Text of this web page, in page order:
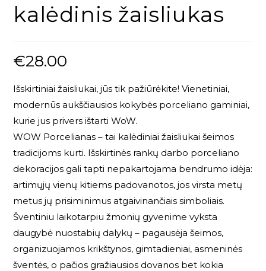
kalėdinis žaisliukas
€28.00
Išskirtiniai žaisliukai, jūs tik pažiūrėkite! Vienetiniai,
modernūs aukščiausios kokybės porceliano gaminiai,
kurie jus privers ištarti WoW.
WOW Porcelianas – tai kalėdiniai žaisliukai šeimos
tradicijoms kurti. Išskirtinės rankų darbo porceliano
dekoracijos gali tapti nepakartojama bendrumo idėja:
artimųjų vienų kitiems padovanotos, jos virsta metų
metus jų prisiminimus atgaivinančiais simboliais.
Šventiniu laikotarpiu žmonių gyvenime vyksta
daugybė nuostabių dalykų – pagausėja šeimos,
organizuojamos krikštynos, gimtadieniai, asmeninės
šventės, o pačios gražiausios dovanos bet kokia